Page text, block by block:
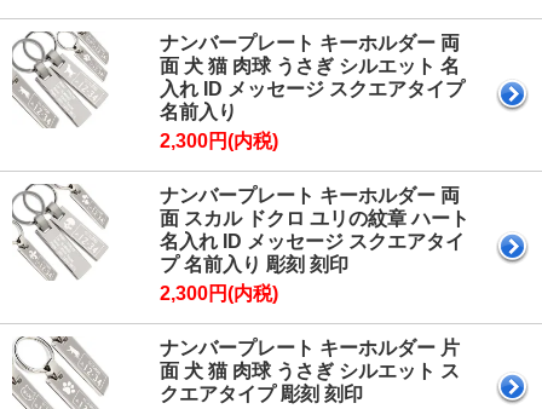
ナンバープレート キーホルダー 両
面 犬 猫 肉球 うさぎ シルエット 名
入れ ID メッセージ スクエアタイプ
名前入り
2,300円(内税)
ナンバープレート キーホルダー 両
面 スカル ドクロ ユリの紋章 ハート
名入れ ID メッセージ スクエアタイ
プ 名前入り 彫刻 刻印
2,300円(内税)
ナンバープレート キーホルダー 片
面 犬 猫 肉球 うさぎ シルエット ス
クエアタイプ 彫刻 刻印